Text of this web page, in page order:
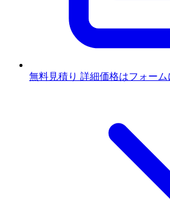
無料見積り 詳細価格はフォー